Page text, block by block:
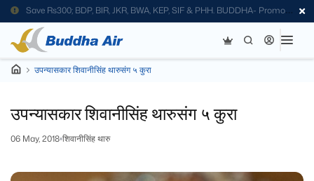
Save Rs300; BDP, BIR, JKR, BWA, KEP, SIF & PHH. BUDDHA- Promo
Code
उपन्यासकार शिवानीसिंह थारुसंग ५ कुरा
उपन्यासकार शिवानीसिंह थारुसंग ५ कुरा
06 May, 2018 शिवानीसिंह थारु